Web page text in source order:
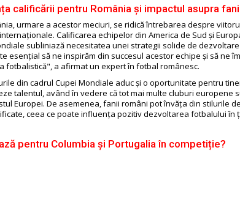
calificării pentru România și impactul asupra
urmare a acestor meciuri, se ridică întrebarea despre
Calificarea echipelor din America de Sud și
subliniază necesitatea unei strategii solide de
esențial să ne inspirăm din succesul acestor echipe și să ne
fotbalistică", a afirmat un expert în fotbal românesc.
din cadrul Cupei Mondiale aduc și o oportunitate pentru
talentul, având în vedere că tot mai multe cluburi europene
Europei. De asemenea, fanii români pot învăța din stilurile
ceea ce poate influența pozitiv dezvoltarea fotbalului în
pentru Columbia și Portugalia în competiție?